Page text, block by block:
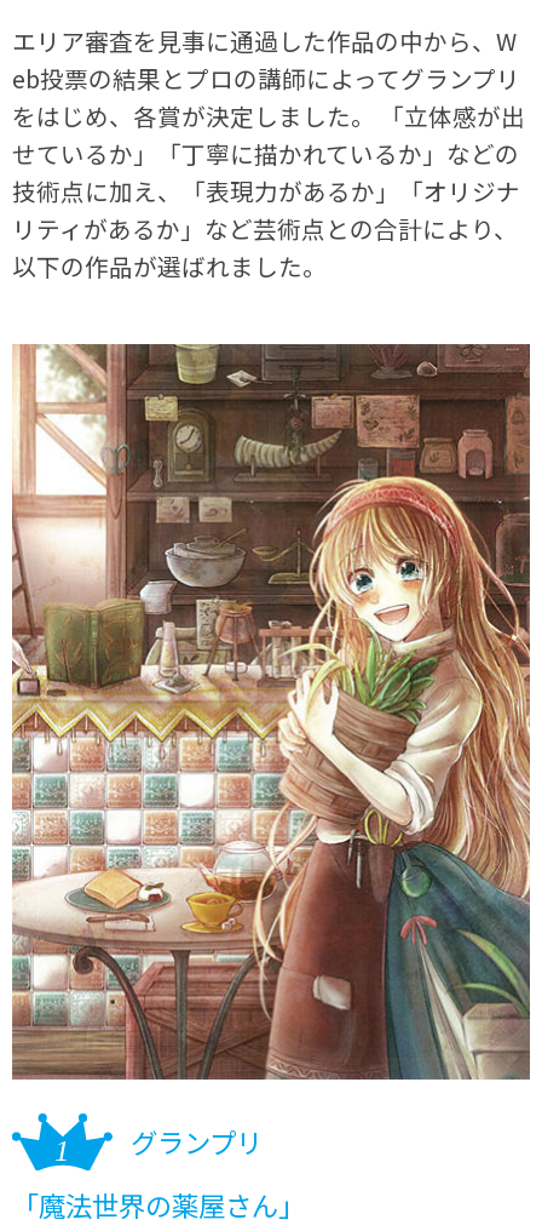
エリア審査を見事に通過した作品の中から、W
eb投票の結果とプロの講師によってグランプリ
をはじめ、各賞が決定しました。 「立体感が出
せているか」「丁寧に描かれているか」などの
技術点に加え、「表現力があるか」「オリジナ
リティがあるか」など芸術点との合計により、
以下の作品が選ばれました。
グランプリ
「魔法世界の薬屋さん」